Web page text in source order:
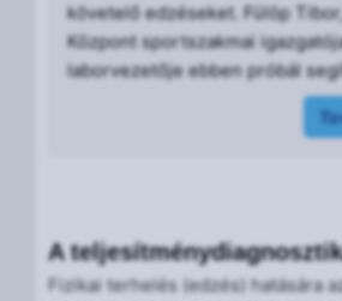
követelő edzéseket. Fülöp
Központ sportszakmai
laborvezetője ebben próbál
A
Fizikai terhelés (edzés) hatására